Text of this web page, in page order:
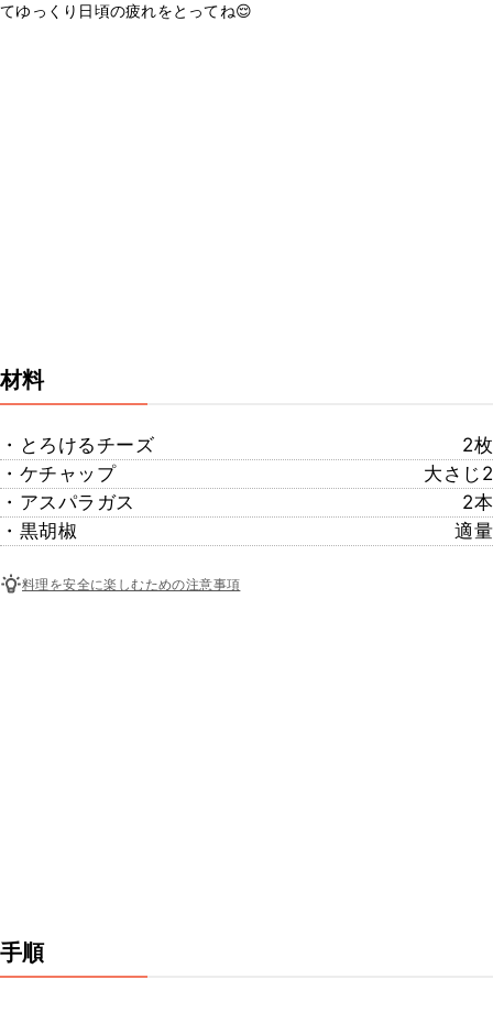
てゆっくり日頃の疲れをとってね😌
材料
・とろけるチーズ
2枚
・ケチャップ
大さじ2
・アスパラガス
2本
・黒胡椒
適量
料理を安全に楽しむための注意事項
手順